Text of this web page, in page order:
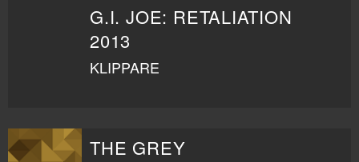
G.I. JOE: RETALIATION
2013
KLIPPARE
THE GREY